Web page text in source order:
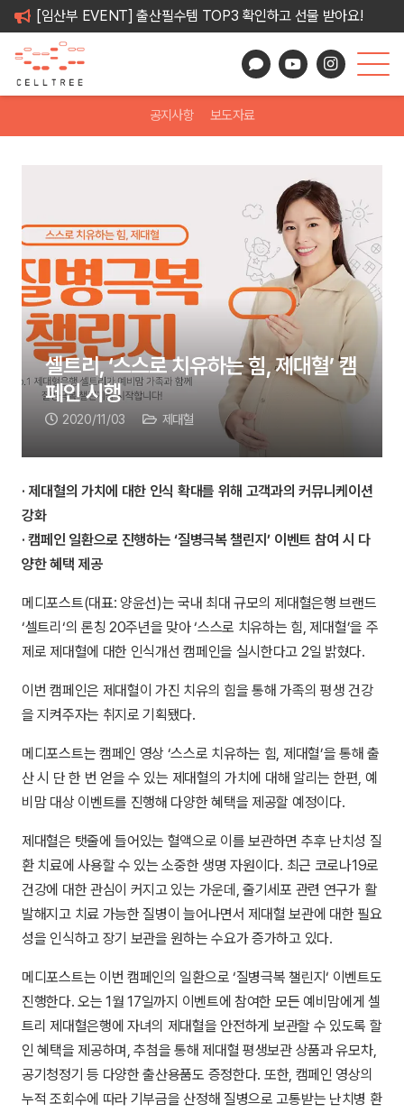
[임산부 EVENT] 출산필수템 TOP3 확인하고 선물 받아요!
공지사항 보도자료
셀트리, ‘스스로 치유하는 힘, 제대혈’ 캠
페인 시행
2020/11/03 제대혈
· 제대혈의 가치에 대한 인식 확대를 위해 고객과의 커뮤니케이션
강화
· 캠페인 일환으로 진행하는 ‘질병극복 챌린지’ 이벤트 참여 시 다
양한 혜택 제공
메디포스트(대표: 양윤선)는 국내 최대 규모의 제대혈은행 브랜드
‘셀트리‘의 론칭 20주년을 맞아 ‘스스로 치유하는 힘, 제대혈’을 주
제로 제대혈에 대한 인식개선 캠페인을 실시한다고 2일 밝혔다.
이번 캠페인은 제대혈이 가진 치유의 힘을 통해 가족의 평생 건강
을 지켜주자는 취지로 기획됐다.
메디포스트는 캠페인 영상 ‘스스로 치유하는 힘, 제대혈’을 통해 출
산 시 단 한 번 얻을 수 있는 제대혈의 가치에 대해 알리는 한편, 예
비맘 대상 이벤트를 진행해 다양한 혜택을 제공할 예정이다.
제대혈은 탯줄에 들어있는 혈액으로 이를 보관하면 추후 난치성 질
환 치료에 사용할 수 있는 소중한 생명 자원이다. 최근 코로나19로
건강에 대한 관심이 커지고 있는 가운데, 줄기세포 관련 연구가 활
발해지고 치료 가능한 질병이 늘어나면서 제대혈 보관에 대한 필요
성을 인식하고 장기 보관을 원하는 수요가 증가하고 있다.
메디포스트는 이번 캠페인의 일환으로 ‘질병극복 챌린지‘ 이벤트도
진행한다. 오는 1월 17일까지 이벤트에 참여한 모든 예비맘에게 셀
트리 제대혈은행에 자녀의 제대혈을 안전하게 보관할 수 있도록 할
인 혜택을 제공하며, 추첨을 통해 제대혈 평생보관 상품과 유모차,
공기청정기 등 다양한 출산용품도 증정한다. 또한, 캠페인 영상의
누적 조회수에 따라 기부금을 산정해 질병으로 고통받는 난치병 환